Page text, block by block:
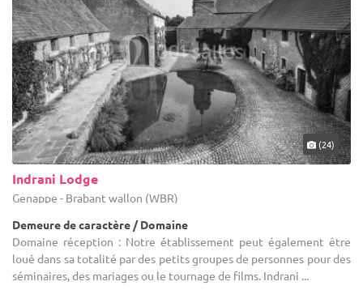
(24)
Indrani Lodge
Genappe - Brabant wallon (WBR)
Demeure de caractère / Domaine
Domaine réception : Notre établissement peut également être
loué dans sa totalité par des petits groupes de personnes pour des
séminaires, des mariages ou le tournage de films. Indrani ...